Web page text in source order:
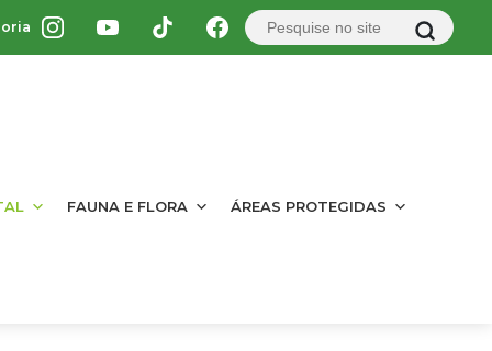
FAUNA E FLORA ÁREAS PROTEGIDAS